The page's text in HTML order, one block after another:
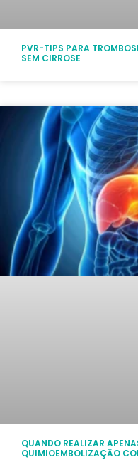
PVR-TIPS PARA
SEM CIRROSE
QUANDO REALIZAR
QUIMIOEMBOLIZAÇĀO